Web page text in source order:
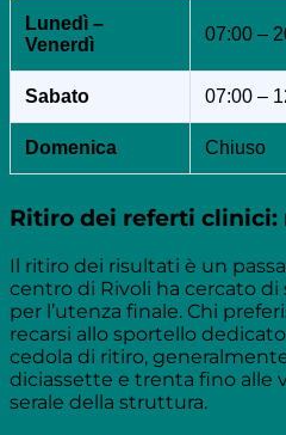
Lunedì –
Venerdì
07:00 –
Sabato 07:00 –
Domenica Chiuso
Ritiro dei referti
Il ritiro dei risultati è un
centro di Rivoli ha cercato
per l’utenza finale. Chi
recarsi allo sportello
cedola di ritiro,
diciassette e trenta fino alle
serale della struttura.